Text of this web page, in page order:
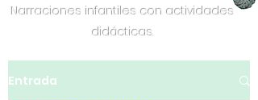
Narraciones infantiles con actividades
didácticas.
Entrada